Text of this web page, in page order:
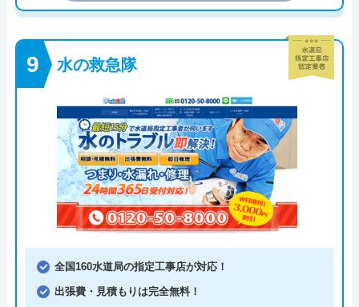
水の救急隊
全国160水道局の指定工事店が対応！
出張費・見積もりは完全無料！